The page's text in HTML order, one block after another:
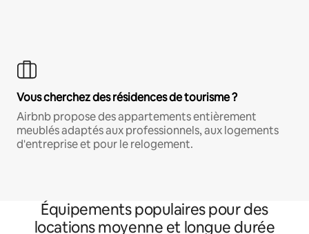
Vous cherchez des résidences de tourisme ?
Airbnb propose des appartements entièrement
meublés adaptés aux professionnels, aux logements
d'entreprise et pour le relogement.
Équipements populaires pour des
locations moyenne et longue durée